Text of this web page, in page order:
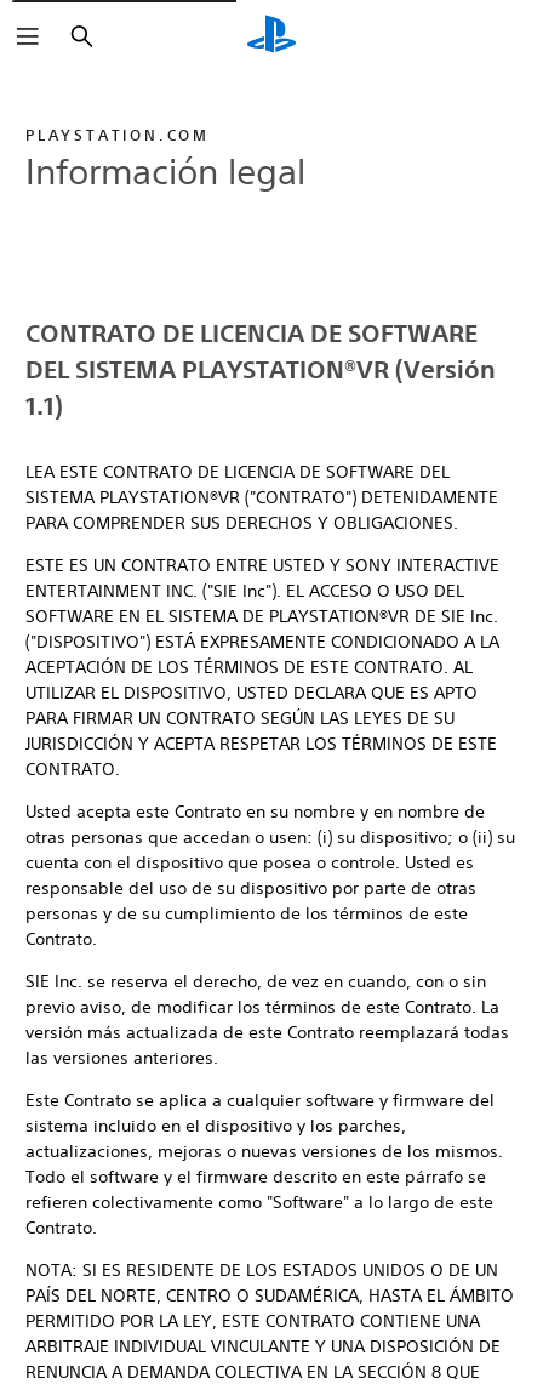
Buscar
PLAYSTATION.COM
Información legal
CONTRATO DE LICENCIA DE SOFTWARE
DEL SISTEMA PLAYSTATION®VR (Versión
1.1)
LEA ESTE CONTRATO DE LICENCIA DE SOFTWARE DEL
SISTEMA PLAYSTATION®VR ("CONTRATO") DETENIDAMENTE
PARA COMPRENDER SUS DERECHOS Y OBLIGACIONES.
ESTE ES UN CONTRATO ENTRE USTED Y SONY INTERACTIVE
ENTERTAINMENT INC. ("SIE Inc"). EL ACCESO O USO DEL
SOFTWARE EN EL SISTEMA DE PLAYSTATION®VR DE SIE Inc.
("DISPOSITIVO") ESTÁ EXPRESAMENTE CONDICIONADO A LA
ACEPTACIÓN DE LOS TÉRMINOS DE ESTE CONTRATO. AL
UTILIZAR EL DISPOSITIVO, USTED DECLARA QUE ES APTO
PARA FIRMAR UN CONTRATO SEGÚN LAS LEYES DE SU
JURISDICCIÓN Y ACEPTA RESPETAR LOS TÉRMINOS DE ESTE
CONTRATO.
Usted acepta este Contrato en su nombre y en nombre de
otras personas que accedan o usen: (i) su dispositivo; o (ii) su
cuenta con el dispositivo que posea o controle. Usted es
responsable del uso de su dispositivo por parte de otras
personas y de su cumplimiento de los términos de este
Contrato.
SIE Inc. se reserva el derecho, de vez en cuando, con o sin
previo aviso, de modificar los términos de este Contrato. La
versión más actualizada de este Contrato reemplazará todas
las versiones anteriores.
Este Contrato se aplica a cualquier software y firmware del
sistema incluido en el dispositivo y los parches,
actualizaciones, mejoras o nuevas versiones de los mismos.
Todo el software y el firmware descrito en este párrafo se
refieren colectivamente como "Software" a lo largo de este
Contrato.
NOTA: SI ES RESIDENTE DE LOS ESTADOS UNIDOS O DE UN
PAÍS DEL NORTE, CENTRO O SUDAMÉRICA, HASTA EL ÁMBITO
PERMITIDO POR LA LEY, ESTE CONTRATO CONTIENE UNA
ARBITRAJE INDIVIDUAL VINCULANTE Y UNA DISPOSICIÓN DE
RENUNCIA A DEMANDA COLECTIVA EN LA SECCIÓN 8 QUE